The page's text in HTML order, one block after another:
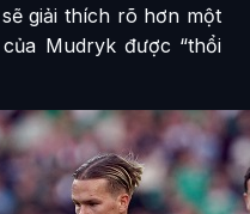
giải thích rõ hơn một
Mudryk được “thổi